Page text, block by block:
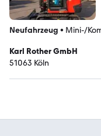
Neufahrzeug • Mini-/
Karl Rother GmbH
51063 Köln